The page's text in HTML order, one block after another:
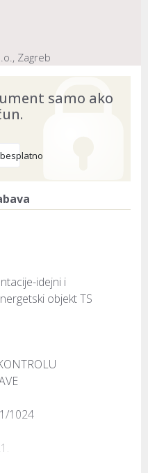
Zagreb
sustava d.o.o.,samo ako
idejni i
objekt TS
1024